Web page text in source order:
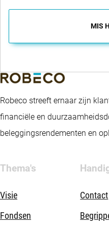
MIS
Robeco streeft ernaar zijn
financiële en
beleggingsrendementen en
Thema's
Visie
Fondsen
Contact